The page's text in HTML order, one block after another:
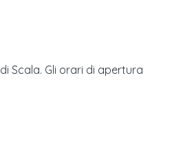
di Scala. Gli orari di apertura